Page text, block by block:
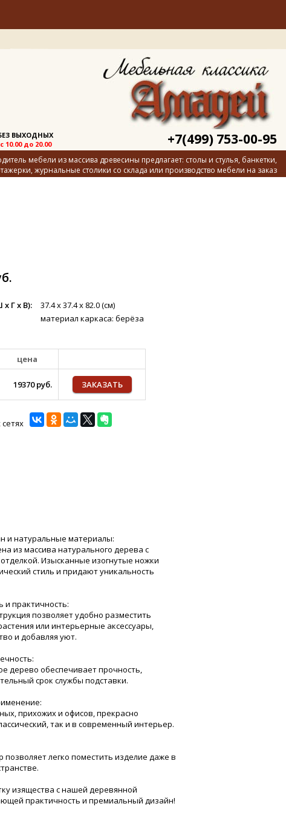
ВЫХОДНЫХ
с 10.00 до 20.00
+7(499) 753-00-95
мебели из массива древесины предлагает: столы и стулья, банкетки,
журнальные столики со склада или производство мебели на заказ
Г х В):
37.4 х 37.4 х 82.0 (см)
материал каркаса: берёза
цена
19370 руб. ЗАКАЗАТЬ
и натуральные материалы:
из массива натурального дерева с
Изысканные изогнутые ножки
стиль и придают уникальность
и практичность:
позволяет удобно разместить
или интерьерные аксессуары,
и добавляя уют.
дерево обеспечивает прочность,
срок службы подставки.
прихожих и офисов, прекрасно
так и в современный интерьер.
легко поместить изделие даже в
изящества с нашей деревянной
практичность и премиальный дизайн!